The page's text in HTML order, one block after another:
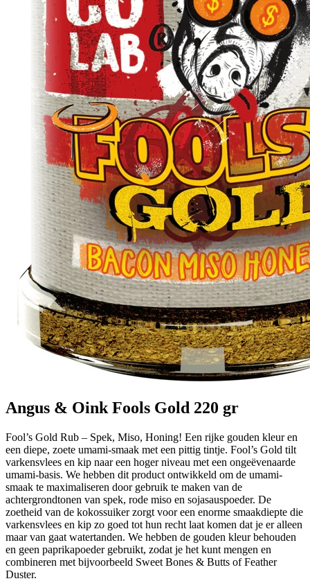
Angus & Oink Fools Gold 220 gr
Fool’s Gold Rub – Spek, Miso, Honing! Een rijke gouden kleur en
een diepe, zoete umami-smaak met een pittig tintje. Fool’s Gold tilt
varkensvlees en kip naar een hoger niveau met een ongeëvenaarde
umami-basis. We hebben dit product ontwikkeld om de umami-
smaak te maximaliseren door gebruik te maken van de
achtergrondtonen van spek, rode miso en sojasauspoeder. De
zoetheid van de kokossuiker zorgt voor een enorme smaakdiepte die
varkensvlees en kip zo goed tot hun recht laat komen dat je er alleen
maar van gaat watertanden. We hebben de gouden kleur behouden
en geen paprikapoeder gebruikt, zodat je het kunt mengen en
combineren met bijvoorbeeld Sweet Bones & Butts of Feather
Duster.